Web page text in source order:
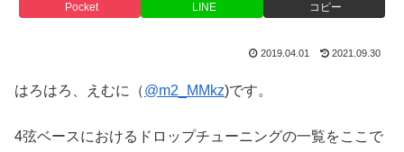
Pocket LINE コピー
2019.04.01 2021.09.30
はろはろ、えむに（@m2_MMkz)です。
4弦ベースにおけるドロップチューニングの一覧をここで